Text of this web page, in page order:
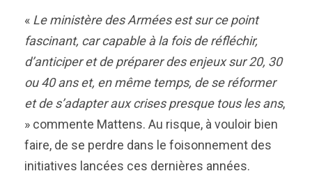
« Le ministère des Armées est sur ce point
fascinant, car capable à la fois de réfléchir,
d’anticiper et de préparer des enjeux sur 20, 30
ou 40 ans et, en même temps, de se réformer
et de s’adapter aux crises presque tous les ans,
» commente Mattens. Au risque, à vouloir bien
faire, de se perdre dans le foisonnement des
initiatives lancées ces dernières années.